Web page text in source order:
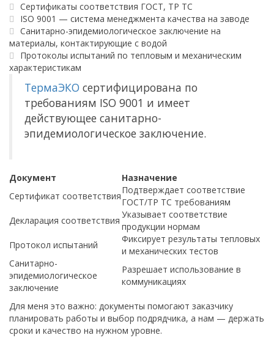
Сертификаты соответствия ГОСТ, ТР ТС
ISO 9001 — система менеджмента качества на заводе
Санитарно-эпидемиологическое заключение на
материалы, контактирующие с водой
Протоколы испытаний по тепловым и механическим
характеристикам
ТермаЭКО сертифицирована по
требованиям ISO 9001 и имеет
действующее санитарно-
эпидемиологическое заключение.
Документ
Назначение
Сертификат соответствия
Подтверждает соответствие
ГОСТ/ТР ТС требованиям
Декларация соответствия
Указывает соответствие
продукции нормам
Протокол испытаний
Фиксирует результаты тепловых
и механических тестов
Санитарно-
эпидемиологическое
заключение
Разрешает использование в
коммуникациях
Для меня это важно: документы помогают заказчику
планировать работы и выбор подрядчика, а нам — держать
сроки и качество на нужном уровне.